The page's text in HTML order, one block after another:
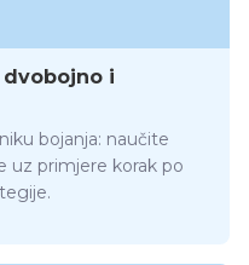
i
bojanja: naučite
uz primjere korak po